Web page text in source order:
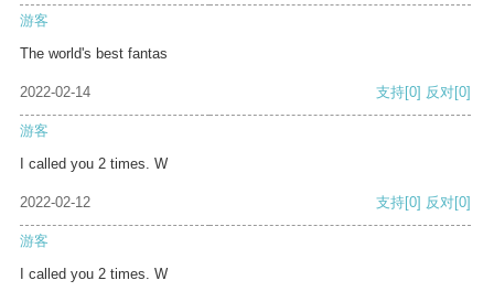
游客
The world's best fantas
2022-02-14 支持[0] 反对[0]
游客
I called you 2 times. W
2022-02-12 支持[0] 反对[0]
游客
I called you 2 times. W